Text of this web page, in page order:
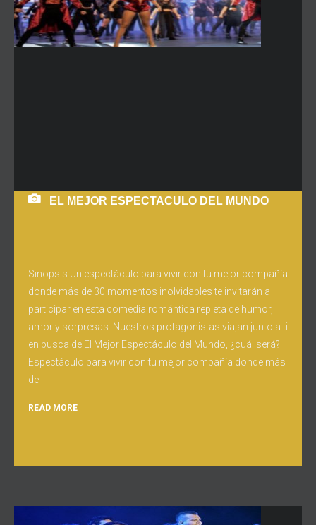
EL MEJOR ESPECTACULO DEL MUNDO
Sinopsis Un espectáculo para vivir con tu mejor compañía
donde más de 30 momentos inolvidables te invitarán a
participar en esta comedia romántica repleta de humor,
amor y sorpresas. Nuestros protagonistas viajan junto a ti
en busca de El Mejor Espectáculo del Mundo, ¿cuál será?
Espectáculo para vivir con tu mejor compañía donde más
de
READ MORE